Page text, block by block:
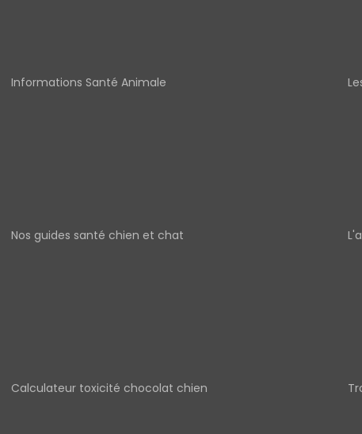
Informations Santé Animale
Nos guides santé chien et chat
Calculateur toxicité chocolat chien